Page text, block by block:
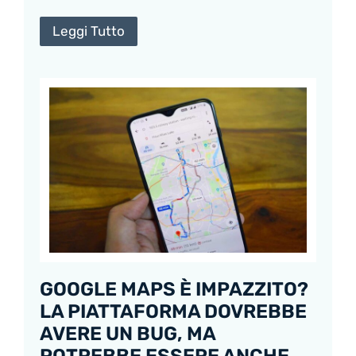
Leggi Tutto
GOOGLE MAPS È IMPAZZITO?
LA PIATTAFORMA DOVREBBE
AVERE UN BUG, MA